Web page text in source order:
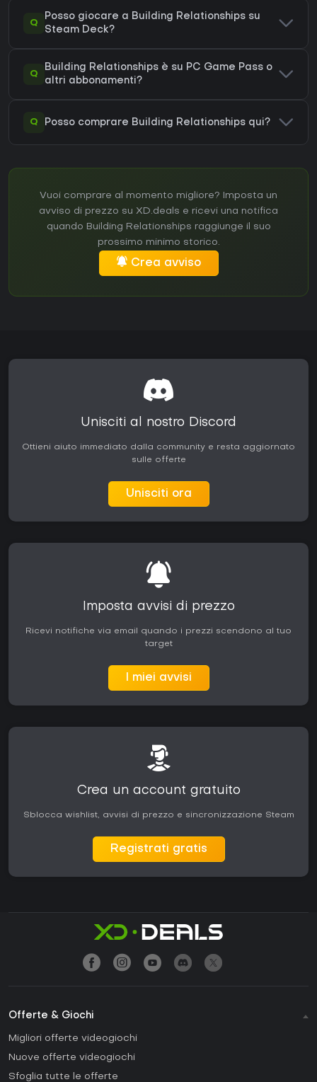
Q
Posso giocare a Building Relationships su
Steam Deck?
Q
Building Relationships è su PC Game Pass o
altri abbonamenti?
Q Posso comprare Building Relationships qui?
Vuoi comprare al momento migliore? Imposta un
avviso di prezzo su XD.deals e ricevi una notifica
quando Building Relationships raggiunge il suo
prossimo minimo storico.
Crea avviso
Unisciti al nostro Discord
Ottieni aiuto immediato dalla community e resta aggiornato
sulle offerte
Unisciti ora
Imposta avvisi di prezzo
Ricevi notifiche via email quando i prezzi scendono al tuo
target
I miei avvisi
Crea un account gratuito
Sblocca wishlist, avvisi di prezzo e sincronizzazione Steam
Registrati gratis
Offerte & Giochi
Migliori offerte videogiochi
Nuove offerte videogiochi
Sfoglia tutte le offerte